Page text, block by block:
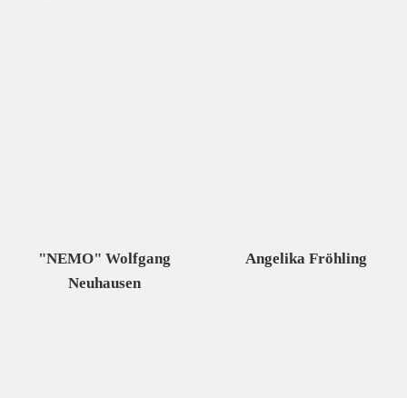
"NEMO" Wolfgang
Neuhausen
Angelika Fröhling